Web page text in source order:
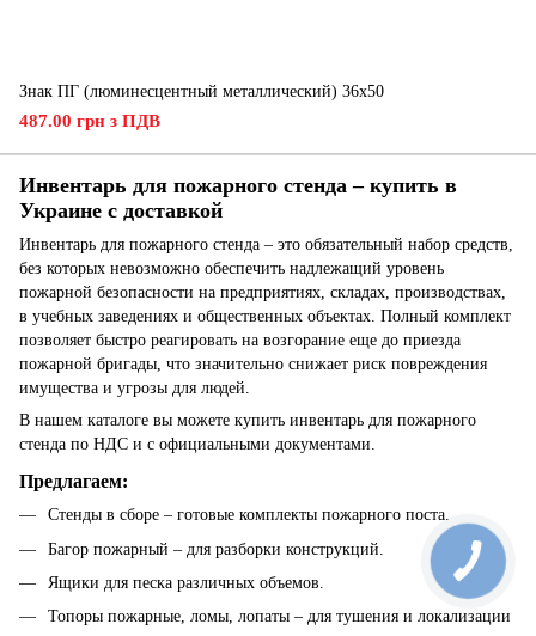
Знак ПГ (люминесцентный металлический) 36х50
487.00 грн з ПДВ
Инвентарь для пожарного стенда – купить в
Украине с доставкой
Инвентарь для пожарного стенда – это обязательный набор средств,
без которых невозможно обеспечить надлежащий уровень
пожарной безопасности на предприятиях, складах, производствах,
в учебных заведениях и общественных объектах. Полный комплект
позволяет быстро реагировать на возгорание еще до приезда
пожарной бригады, что значительно снижает риск повреждения
имущества и угрозы для людей.
В нашем каталоге вы можете купить инвентарь для пожарного
стенда по НДС и с официальными документами.
Предлагаем:
Стенды в сборе – готовые комплекты пожарного поста.
Багор пожарный – для разборки конструкций.
Ящики для песка различных объемов.
Топоры пожарные, ломы, лопаты – для тушения и локализации